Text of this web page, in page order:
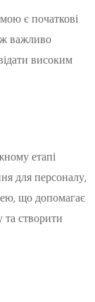
є початкові
важливо
високим
етапі
для персоналу,
що допомагає
створити